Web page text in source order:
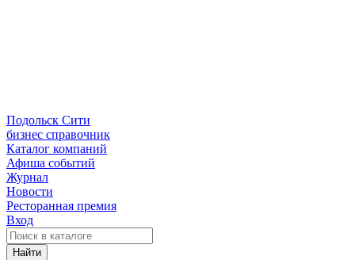
Подольск Сити
бизнес справочник
Каталог компаний
Афиша событий
Журнал
Новости
Ресторанная премия
Вход
Найти